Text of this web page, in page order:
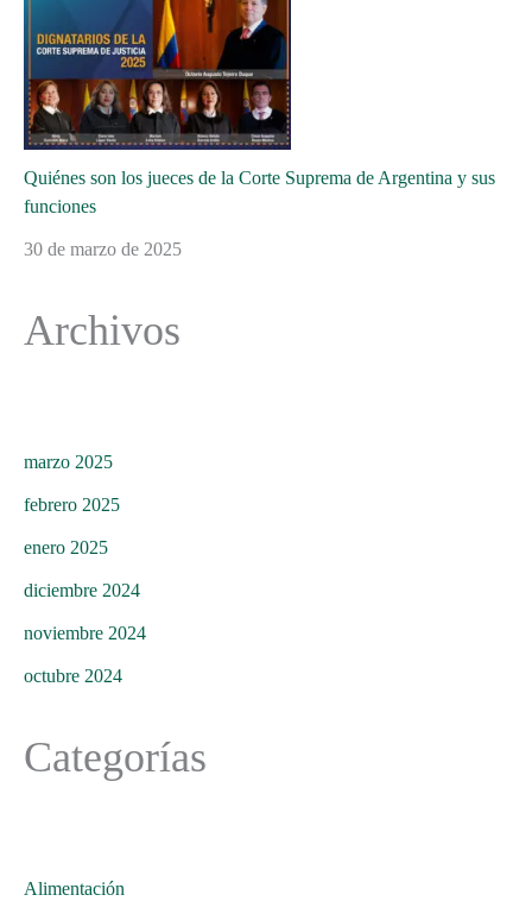
Quiénes son los jueces de la Corte Suprema de Argentina y sus
funciones
30 de marzo de 2025
Archivos
marzo 2025
febrero 2025
enero 2025
diciembre 2024
noviembre 2024
octubre 2024
Categorías
Alimentación